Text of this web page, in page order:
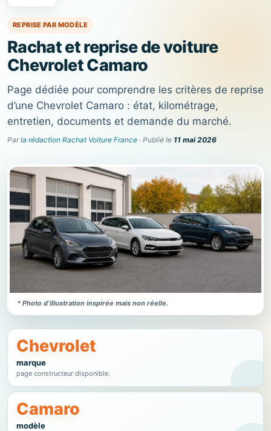
REPRISE PAR MODÈLE
Rachat et reprise de voiture
Chevrolet Camaro
Page dédiée pour comprendre les critères de reprise
d’une Chevrolet Camaro : état, kilométrage,
entretien, documents et demande du marché.
Parla rédaction Rachat Voiture France · Publié le 11 mai 2026
* Photo d’illustration inspirée mais non réelle.
Chevrolet
marque
page constructeur disponible.
Camaro
modèle